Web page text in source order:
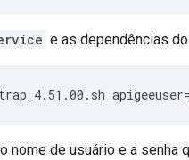
e as dependências
apigeeuser=
nome de usuário e a senha